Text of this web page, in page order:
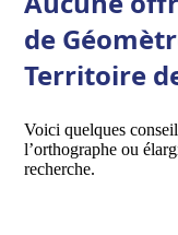
de
Territoire
Voici quelques
l’orthographe ou
recherche.